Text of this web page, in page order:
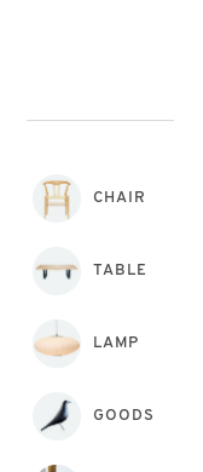
CHAIR
TABLE
LAMP
GOODS